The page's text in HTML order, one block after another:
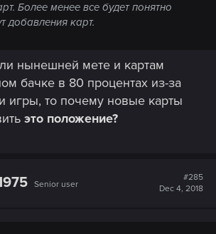
Более менее все будет понятно
добавления карт.
нынешней мете и картам
бачке в 80 процентах из-за
игры, то почему новые карты
это положение?
Senior user
#285
Dec 4, 2018